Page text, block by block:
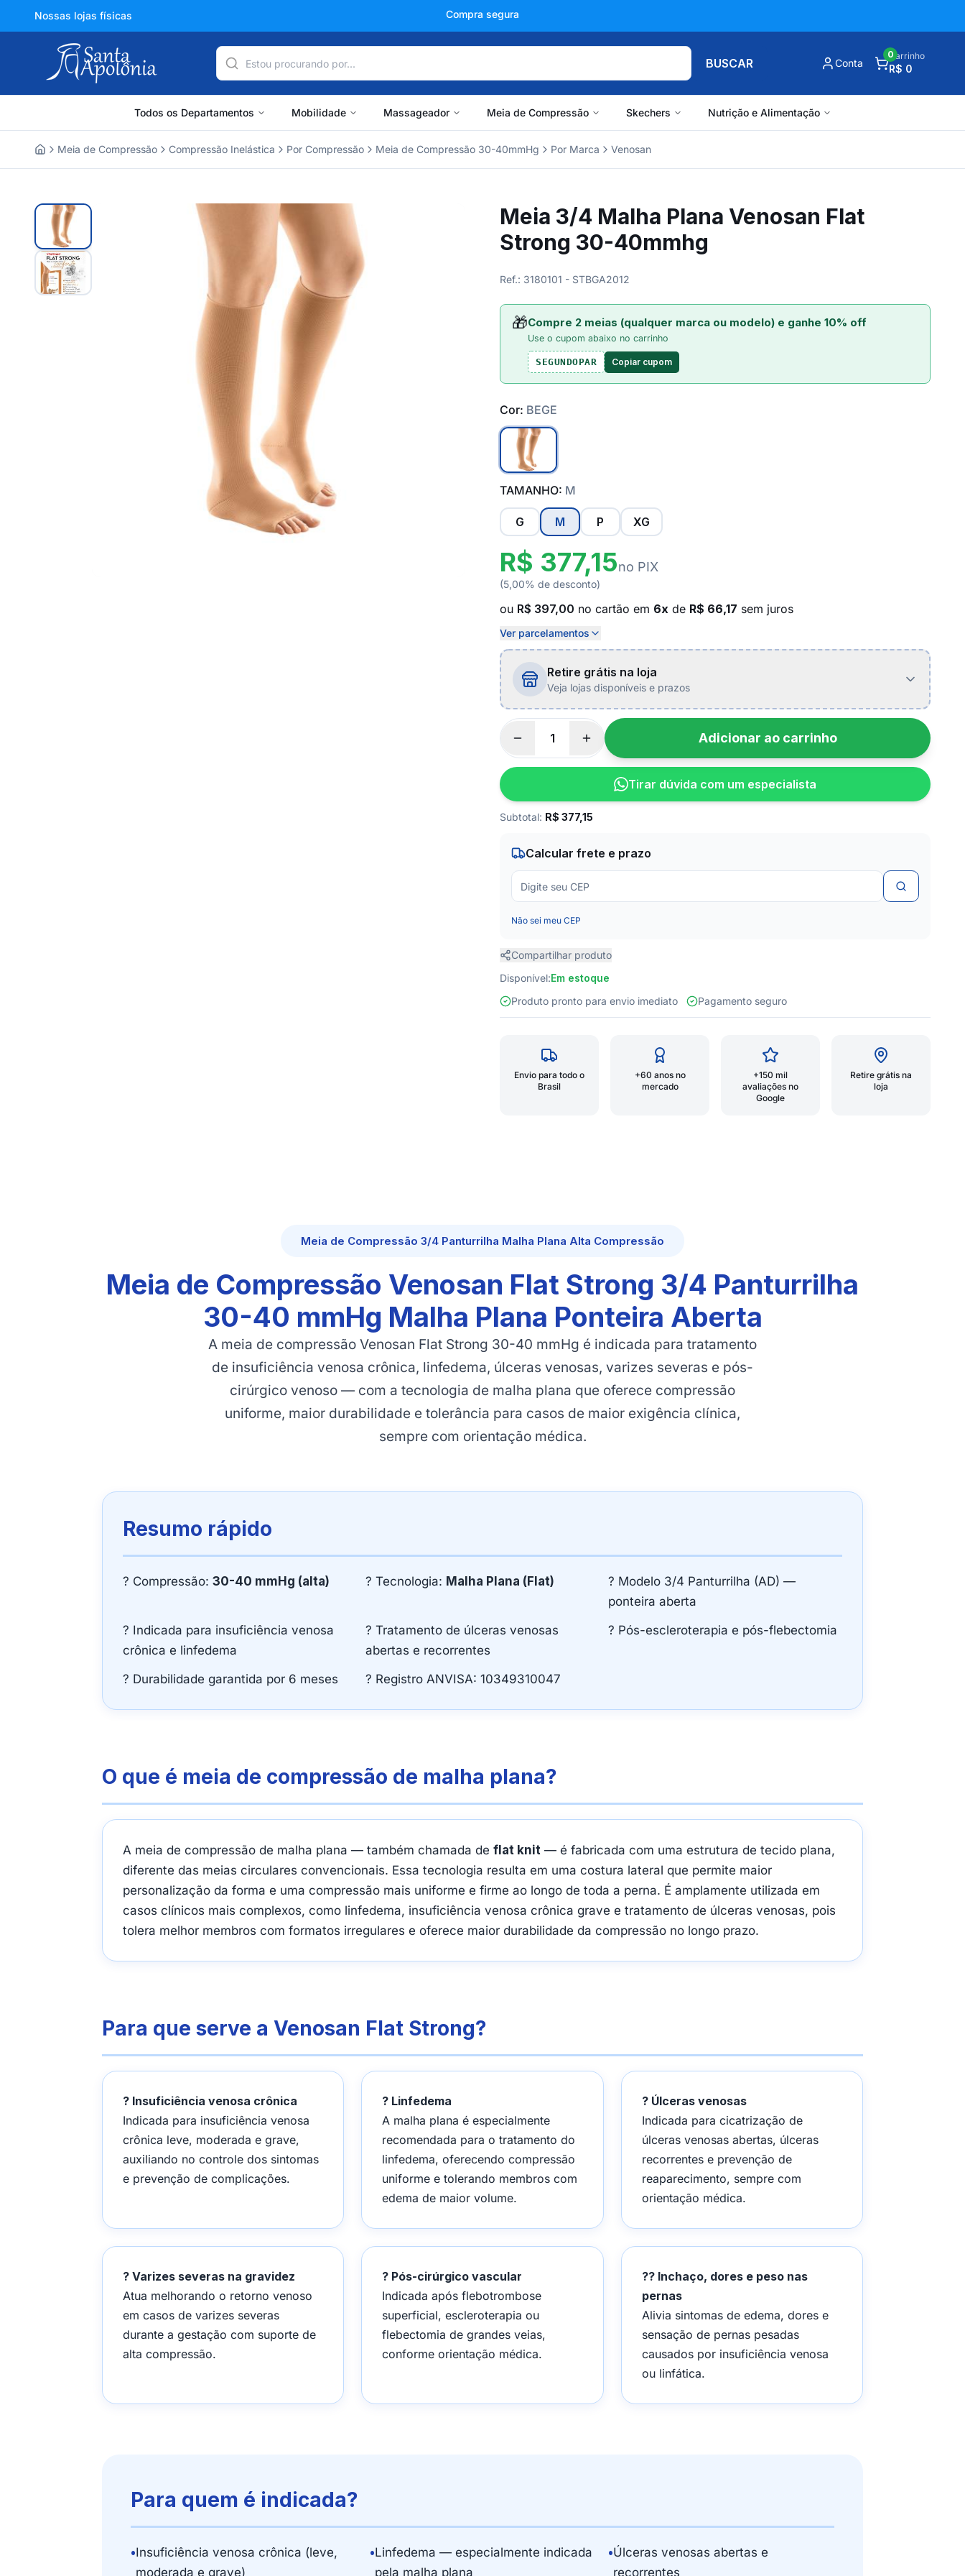
Nossas lojas físicas +150 mil avaliações
BUSCAR Conta
Carrinho
R$ 0
0
Todos os Departamentos Mobilidade Massageador Meia de Compressão Skechers Nutrição e Alimentação
Meia de Compressão Compressão Inelástica Por Compressão Meia de Compressão 30-40mmHg Por Marca Venosan
Meia 3/4 Malha Plana Venosan Flat
Strong 30-40mmhg
Ref.: 3180101 - STBGA2012
🎁Compre 2 meias (qualquer marca ou modelo) e ganhe 10% off
Use o cupom abaixo no carrinho
SEGUNDOPAR Copiar cupom
Cor: BEGE
TAMANHO: M
G M P XG
R$ 377,15no PIX
(5,00% de desconto)
ou R$ 397,00 no cartão em 6x de R$ 66,17 sem juros
Ver parcelamentos
Retire grátis na loja
Veja lojas disponíveis e prazos
Adicionar ao carrinho
Tirar dúvida com um especialista
Subtotal: R$ 377,15
Calcular frete e prazo
Não sei meu CEP
Compartilhar produto
Disponível:Em estoque
Produto pronto para envio imediato
Pagamento seguro
Envio para todo o
Brasil
+60 anos no
mercado
+150 mil
avaliações no
Google
Retire grátis na
loja
Meia de Compressão 3/4 Panturrilha Malha Plana Alta Compressão
Meia de Compressão Venosan Flat Strong 3/4 Panturrilha
30-40 mmHg Malha Plana Ponteira Aberta
A meia de compressão Venosan Flat Strong 30-40 mmHg é indicada para tratamento
de insuficiência venosa crônica, linfedema, úlceras venosas, varizes severas e pós-
cirúrgico venoso — com a tecnologia de malha plana que oferece compressão
uniforme, maior durabilidade e tolerância para casos de maior exigência clínica,
sempre com orientação médica.
Resumo rápido
? Compressão: 30-40 mmHg (alta) ? Tecnologia: Malha Plana (Flat)
? Modelo 3/4 Panturrilha (AD) —
ponteira aberta
? Indicada para insuficiência venosa
crônica e linfedema
? Tratamento de úlceras venosas
abertas e recorrentes
? Pós-escleroterapia e pós-flebectomia
? Durabilidade garantida por 6 meses ? Registro ANVISA: 10349310047
O que é meia de compressão de malha plana?
A meia de compressão de malha plana — também chamada de flat knit — é fabricada com uma estrutura de tecido plana,
diferente das meias circulares convencionais. Essa tecnologia resulta em uma costura lateral que permite maior
personalização da forma e uma compressão mais uniforme e firme ao longo de toda a perna. É amplamente utilizada em
casos clínicos mais complexos, como linfedema, insuficiência venosa crônica grave e tratamento de úlceras venosas, pois
tolera melhor membros com formatos irregulares e oferece maior durabilidade da compressão no longo prazo.
Para que serve a Venosan Flat Strong?
? Insuficiência venosa crônica
Indicada para insuficiência venosa
crônica leve, moderada e grave,
auxiliando no controle dos sintomas
e prevenção de complicações.
? Linfedema
A malha plana é especialmente
recomendada para o tratamento do
linfedema, oferecendo compressão
uniforme e tolerando membros com
edema de maior volume.
? Úlceras venosas
Indicada para cicatrização de
úlceras venosas abertas, úlceras
recorrentes e prevenção de
reaparecimento, sempre com
orientação médica.
? Varizes severas na gravidez
Atua melhorando o retorno venoso
em casos de varizes severas
durante a gestação com suporte de
alta compressão.
? Pós-cirúrgico vascular
Indicada após flebotrombose
superficial, escleroterapia ou
flebectomia de grandes veias,
conforme orientação médica.
?? Inchaço, dores e peso nas
pernas
Alivia sintomas de edema, dores e
sensação de pernas pesadas
causados por insuficiência venosa
ou linfática.
Para quem é indicada?
•Insuficiência venosa crônica (leve,
moderada e grave)
•Linfedema — especialmente indicada
pela malha plana
•Úlceras venosas abertas e
recorrentes